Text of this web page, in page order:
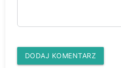
DODAJ KOMENTARZ